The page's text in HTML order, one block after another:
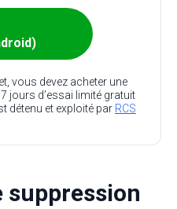
vous devez acheter une
jours d’essai limité gratuit
détenu et exploité par RCS